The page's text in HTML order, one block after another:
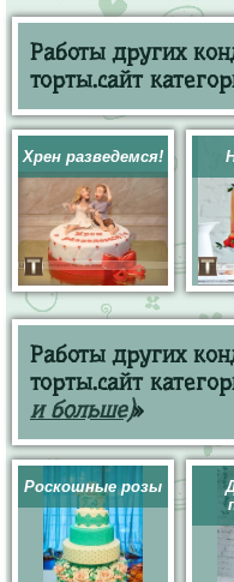
Работы других
торты.сайт
Хрен разведемся!
Работы других
торты.сайт
и больше)»
Роскошные розы